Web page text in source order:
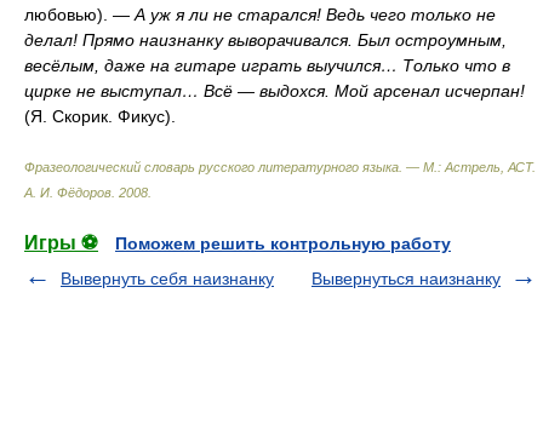
любовью). — А уж я ли не старался! Ведь чего только не
делал! Прямо наизнанку выворачивался. Был остроумным,
весёлым, даже на гитаре играть выучился… Только что в
цирке не выступал… Всё — выдохся. Мой арсенал исчерпан!
(Я. Скорик. Фикус).
Фразеологический словарь русского литературного языка. — М.: Астрель, АСТ.
А. И. Фёдоров 2008
Игры ⚽
Поможем решить контрольную работу
Вывернуть себя наизнанку
Вывернуться наизнанку